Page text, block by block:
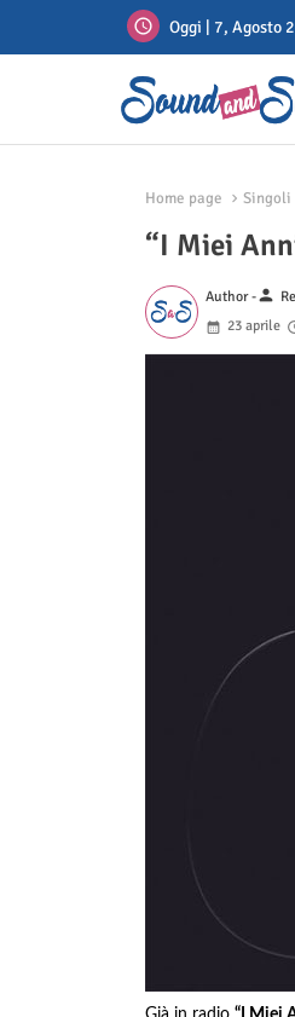
Oggi | 7, Agosto
Home page Singoli
“I Miei
Author -person
23 aprile